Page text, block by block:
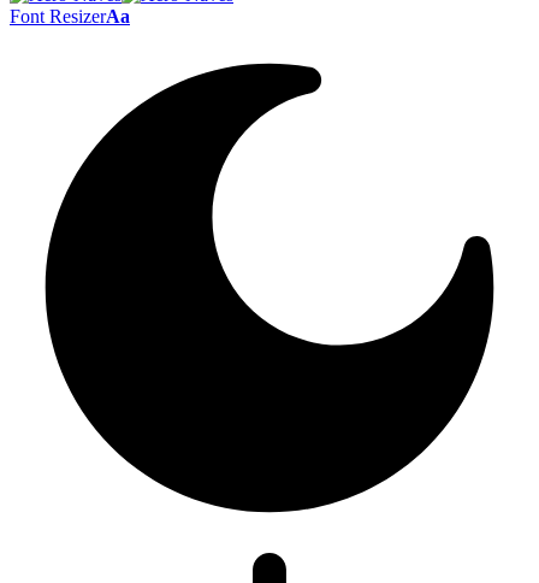
Font ResizerAa